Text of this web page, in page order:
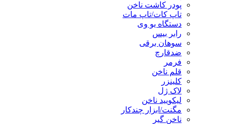
پودر کاشت ناخن
تاپ کات/تاپ مات
دستگاه یو وی
رابر بیس
سوهان برقی
ضدقارچ
فرمر
قلم ناخن
کلینزر
لاک ژل
لیکوييد ناخن
مگنت/ابزار چندکار
ناخن گیر